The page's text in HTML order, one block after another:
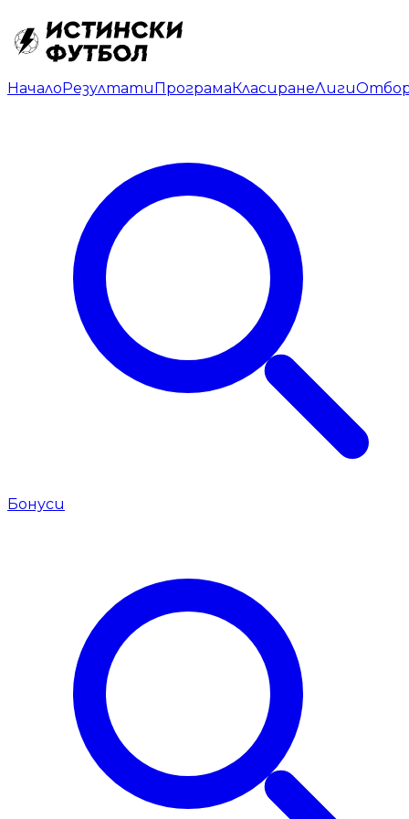
НачалоРезултатиПрограмаКласиранеЛиги
Бонуси